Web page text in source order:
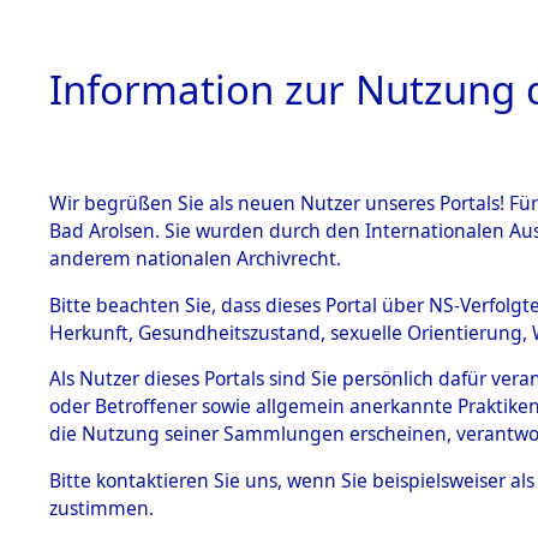
HOME
BESTÄNDE
Inhaftierungsdoku
mente
1.2.9 Beim ITS
verwahrte
1.2.9.1
Effekten aus
3Akten
KARCHOWLKI,
Land
Namensvarianten
Information zur Nutzung
Wir begrüßen Sie als neuen Nutzer unseres Portals!
Bad Arolsen. Sie wurden durch den Internationalen
anderem nationalen Archivrecht.
Bitte beachten Sie, dass dieses Portal über NS-
Herkunft, Gesundheitszustand, sexuelle
Als Nutzer dieses Portals sind Sie persönlich dafür
oder Betroffener sowie allgemein anerkannte
die Nutzung seiner Sammlungen erscheinen,
Bitte kontaktieren Sie uns, wenn Sie beispielsweiser
zustimmen.